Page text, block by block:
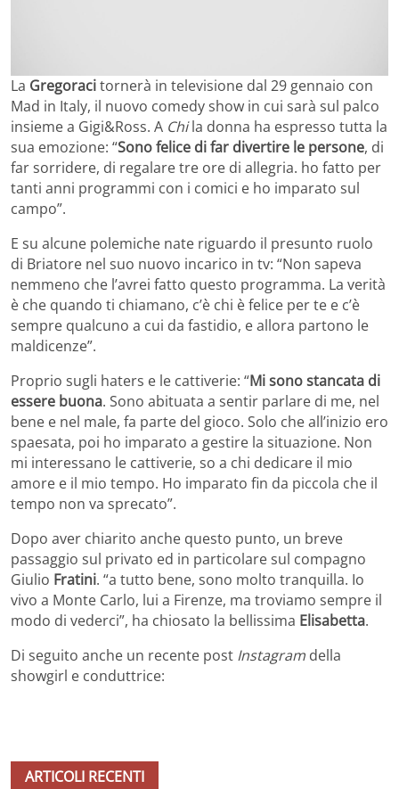
La Gregoracitornerà in televisione dal 29 gennaio con
Mad in Italy, il nuovo comedy show in cui sarà sul palco
insieme a Gigi&Ross. A Chila donna ha espresso tutta la
sua emozione: “Sono felice di far divertire le persone, di
far sorridere, di regalare tre ore di allegria. ho fatto per
tanti anni programmi con i comici e ho imparato sul
campo”.
E su alcune polemiche nate riguardo il presunto ruolo
di Briatore nel suo nuovo incarico in tv: “Non sapeva
nemmeno che l’avrei fatto questo programma. La verità
è che quando ti chiamano, c’è chi è felice per te e c’è
sempre qualcuno a cui da fastidio, e allora partono le
maldicenze”.
Proprio sugli haters e le cattiverie: “Mi sono stancata di
essere buona. Sono abituata a sentir parlare di me, nel
bene e nel male, fa parte del gioco. Solo che all’inizio ero
spaesata, poi ho imparato a gestire la situazione. Non
mi interessano le cattiverie, so a chi dedicare il mio
amore e il mio tempo. Ho imparato fin da piccola che il
tempo non va sprecato”.
Dopo aver chiarito anche questo punto, un breve
passaggio sul privato ed in particolare sul compagno
Giulio Fratini. “a tutto bene, sono molto tranquilla. Io
vivo a Monte Carlo, lui a Firenze, ma troviamo sempre il
modo di vederci”, ha chiosato la bellissima Elisabetta.
Di seguito anche un recente post Instagram della
showgirl e conduttrice:
ARTICOLI RECENTI